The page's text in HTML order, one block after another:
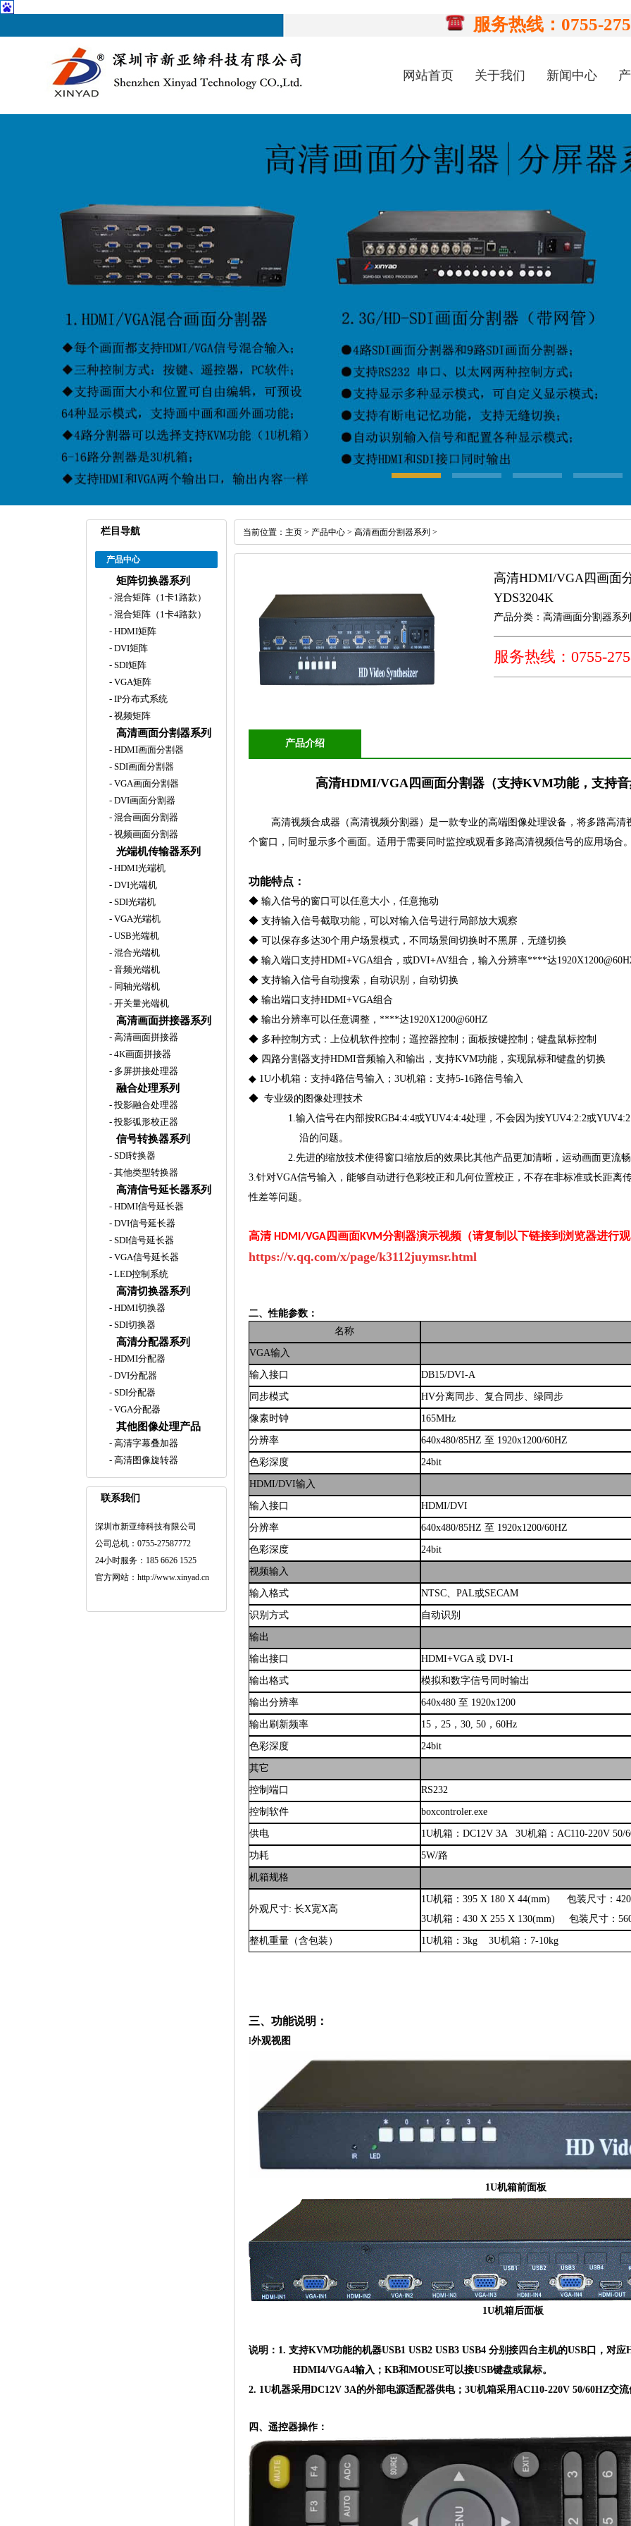
服务热线：0755-
网站首页 关于我们 新闻中心
栏目导航
产品中心
矩阵切换器系列
- 混合矩阵（1卡1路款）
- 混合矩阵（1卡4路款）
- HDMI矩阵
- DVI矩阵
- SDI矩阵
- VGA矩阵
- IP分布式系统
- 视频矩阵
高清画面分割器系列
- HDMI画面分割器
- SDI画面分割器
- VGA画面分割器
- DVI画面分割器
- 混合画面分割器
- 视频画面分割器
光端机传输器系列
- HDMI光端机
- DVI光端机
- SDI光端机
- VGA光端机
- USB光端机
- 混合光端机
- 音频光端机
- 同轴光端机
- 开关量光端机
高清画面拼接器系列
- 高清画面拼接器
- 4K画面拼接器
- 多屏拼接处理器
融合处理系列
- 投影融合处理器
- 投影弧形校正器
信号转换器系列
- SDI转换器
- 其他类型转换器
高清信号延长器系列
- HDMI信号延长器
- DVI信号延长器
- SDI信号延长器
- VGA信号延长器
- LED控制系统
高清切换器系列
- HDMI切换器
- SDI切换器
高清分配器系列
- HDMI分配器
- DVI分配器
- SDI分配器
- VGA分配器
其他图像处理产品
- 高清字幕叠加器
- 高清图像旋转器
联系我们
深圳市新亚缔科技有限公司
公司总机：0755-27587772
24小时服务：185 6626 1525
官方网站：http://www.xinyad.cn
当前位置： 主页 > 产品中心 > 高清画面分割器系列 >
高清HDMI/VGA四画面
YDS3204K
产品分类：高清画面分割器系列
服务热线：0755-
产品介绍
高清HDMI/VGA四画面分割器（支持KVM功能，支持
高清视频合成器（高清视频分割器）是一款专业的高端图像处理设备，将多路高
个窗口，同时显示多个画面。适用于需要同时监控或观看多路高清视频信号的应用场合
功能特点：
◆ 输入信号的窗口可以任意大小，任意拖动
◆ 支持输入信号截取功能，可以对输入信号进行局部放大观察
◆ 可以保存多达30个用户场景模式，不同场景间切换时不黑屏，无缝切换
◆ 输入端口支持HDMI+VGA组合，或DVI+AV组合，输入分辨率****达
◆ 支持输入信号自动搜索，自动识别，自动切换
◆ 输出端口支持HDMI+VGA组合
◆ 输出分辨率可以任意调整，****达1920X1200@60HZ
◆ 多种控制方式：上位机软件控制；遥控器控制；面板按键控制；键盘鼠标控制
◆ 四路分割器支持HDMI音频输入和输出，支持KVM功能，实现鼠标和键盘的切换
◆ 1U小机箱：支持4路信号输入；3U机箱：支持5-16路信号输入
◆ 专业级的图像处理技术
1.输入信号在内部按RGB4:4:4或YUV4:4:4处理，不会因为按YUV4:2:2或
沿的问题。
2.先进的缩放技术使得窗口缩放后的效果比其他产品更加清晰，运动画面更流畅
3.针对VGA信号输入，能够自动进行色彩校正和几何位置校正，不存在非标准或长距离
性差等问题。
高清 HDMI/VGA四画面KVM分割器演示视频（请复制以下链接到浏览器进行
https://v.qq.com/x/page/k3112juymsr.html
二、性能参数：
名称
VGA输入
输入接口 DB15/DVI-A
同步模式 HV分离同步、复合同步、绿同步
像素时钟 165MHz
分辨率 640x480/85HZ 至 1920x1200/60HZ
色彩深度 24bit
HDMI/DVI输入
输入接口 HDMI/DVI
分辨率 640x480/85HZ 至 1920x1200/60HZ
色彩深度 24bit
视频输入
输入格式 NTSC、PAL或SECAM
识别方式 自动识别
输出
输出接口 HDMI+VGA 或 DVI-I
输出格式 模拟和数字信号同时输出
输出分辨率 640x480 至 1920x1200
输出刷新频率 15，25，30, 50，60Hz
色彩深度 24bit
其它
控制端口 RS232
控制软件 boxcontroler.exe
供电 1U机箱：DC12V 3A 3U机箱：AC110-220V 50/
功耗 5W/路
机箱规格
外观尺寸: 长X宽X高
1U机箱：395 X 180 X 44(mm) 包装尺寸：420
3U机箱：430 X 255 X 130(mm) 包装尺寸：
整机重量（含包装） 1U机箱：3kg 3U机箱：7-10kg
三、功能说明：
l外观视图
1U机箱前面板
1U机箱后面板
说明： 1. 支持KVM功能的机器USB1 USB2 USB3 USB4 分别接四台主机的USB 口，对应
HDMI4/VGA4输入；KB和MOUSE可以接USB键盘或鼠标。
2. 1U机器采用DC12V 3A的外部电源适配器供电；3U机箱采用AC110-220V 50/60HZ交
四、 遥控器操作：